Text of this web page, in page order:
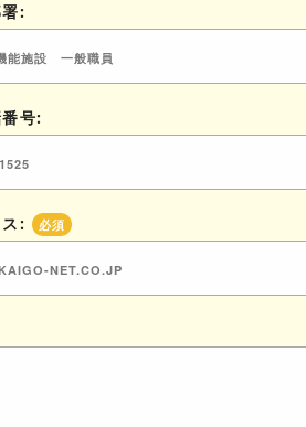
:
号:
: 必須